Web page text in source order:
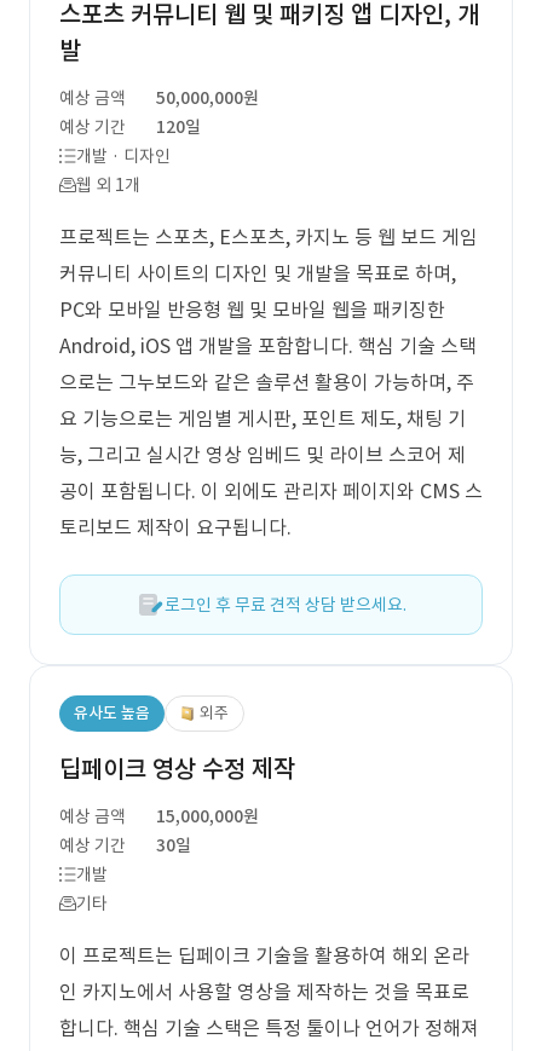
스포츠 커뮤니티 웹 및 패키징 앱 디자인, 개
발
예상 금액
50,000,000원
예상 기간
120일
개발 · 디자인
웹 외 1개
프로젝트는 스포츠, E스포츠, 카지노 등 웹 보드 게임
커뮤니티 사이트의 디자인 및 개발을 목표로 하며,
PC와 모바일 반응형 웹 및 모바일 웹을 패키징한
Android, iOS 앱 개발을 포함합니다. 핵심 기술 스택
으로는 그누보드와 같은 솔루션 활용이 가능하며, 주
요 기능으로는 게임별 게시판, 포인트 제도, 채팅 기
능, 그리고 실시간 영상 임베드 및 라이브 스코어 제
공이 포함됩니다. 이 외에도 관리자 페이지와 CMS 스
토리보드 제작이 요구됩니다.
로그인 후 무료 견적 상담 받으세요.
유사도 높음 외주
딥페이크 영상 수정 제작
예상 금액
15,000,000원
예상 기간
30일
개발
기타
이 프로젝트는 딥페이크 기술을 활용하여 해외 온라
인 카지노에서 사용할 영상을 제작하는 것을 목표로
합니다. 핵심 기술 스택은 특정 툴이나 언어가 정해져